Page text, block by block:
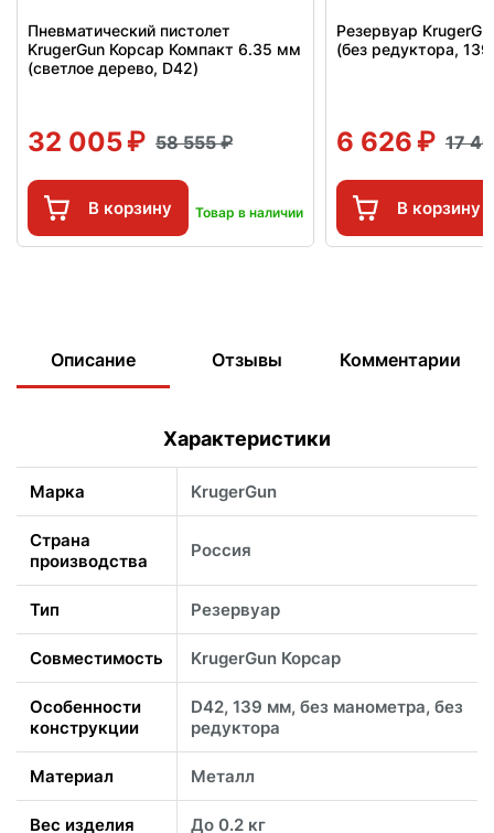
Пневматический пистолет
KrugerGun Корсар Компакт 6.35 мм
(светлое дерево, D42)
32 005 58 555
В корзину Товар в наличии
Резервуар
(без редуктора,
6 626 17
В корзину
Описание Отзывы Комментарии
Характеристики
Марка KrugerGun
Страна
производства
Россия
Тип Резервуар
Совместимость KrugerGun Корсар
Особенности
конструкции
D42, 139 мм, без манометра, без
редуктора
Материал Металл
Вес изделия До 0.2 кг